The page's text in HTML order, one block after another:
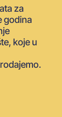
za
godina
koje u